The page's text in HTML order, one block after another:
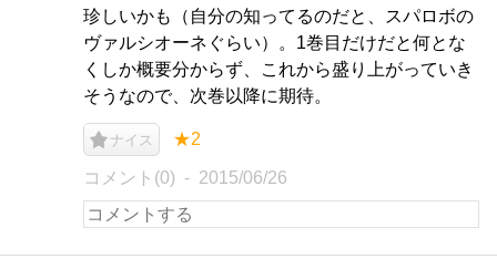
珍しいかも（自分の知ってるのだと、スパロボの
ヴァルシオーネぐらい）。1巻目だけだと何とな
くしか概要分からず、これから盛り上がっていき
そうなので、次巻以降に期待。
ナイス ★2
コメント(0) 2015/06/26